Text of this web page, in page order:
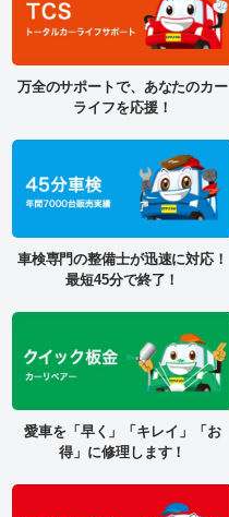
万全のサポートで、あなたのカー
ライフを応援！
車検専門の整備士が迅速に対応！
最短45分で終了！
愛車を「早く」「キレイ」「お
得」に修理します！